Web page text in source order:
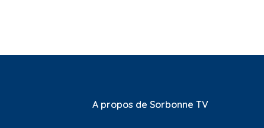
A propos de Sorbonne TV